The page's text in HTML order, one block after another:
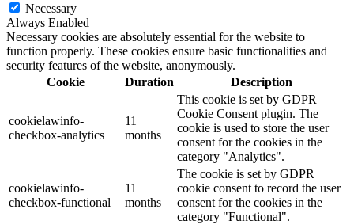
Necessary
Always Enabled
Necessary cookies are absolutely essential for the website to
function properly. These cookies ensure basic functionalities and
security features of the website, anonymously.
Cookie
Duration Description
cookielawinfo-
checkbox-analytics
11
months
This cookie is set by GDPR
Cookie Consent plugin. The
cookie is used to store the user
consent for the cookies in the
category "Analytics".
cookielawinfo-
checkbox-functional
11
months
The cookie is set by GDPR
cookie consent to record the user
consent for the cookies in the
category "Functional".